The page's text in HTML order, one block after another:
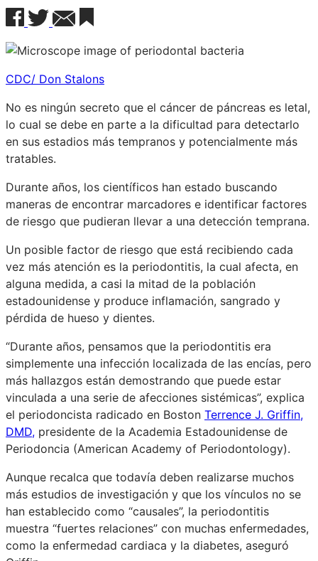
CDC/ Don Stalons
No es ningún secreto que el cáncer de páncreas es letal,
lo cual se debe en parte a la dificultad para detectarlo
en sus estadios más tempranos y potencialmente más
tratables.
Durante años, los científicos han estado buscando
maneras de encontrar marcadores e identificar factores
de riesgo que pudieran llevar a una detección temprana.
Un posible factor de riesgo que está recibiendo cada
vez más atención es la periodontitis, la cual afecta, en
alguna medida, a casi la mitad de la población
estadounidense y produce inflamación, sangrado y
pérdida de hueso y dientes.
“Durante años, pensamos que la periodontitis era
simplemente una infección localizada de las encías, pero
más hallazgos están demostrando que puede estar
vinculada a una serie de afecciones sistémicas”, explica
el periodoncista radicado en Boston Terrence J. Griffin,
DMD, presidente de la Academia Estadounidense de
Periodoncia (American Academy of Periodontology).
Aunque recalca que todavía deben realizarse muchos
más estudios de investigación y que los vínculos no se
han establecido como “causales”, la periodontitis
muestra “fuertes relaciones” con muchas enfermedades,
como la enfermedad cardiaca y la diabetes, aseguró